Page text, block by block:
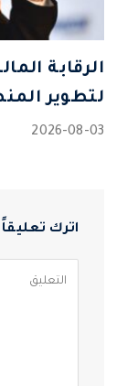
الرقابة
لتطوير
2026-08-03
اترك تعليقاً